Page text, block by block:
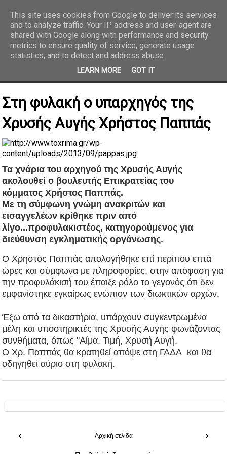
REPORTAZ NET
Στη φυλακή ο υπαρχηγός της
Χρυσής Αυγής Χρήστος Παππάς
Τα χνάρια του αρχηγού της Χρυσής Αυγής
ακολουθεί ο βουλευτής Επικρατείας του
κόμματος Χρήστος Παππάς.
Με τη σύμφωνη γνώμη ανακριτών και
εισαγγελέων κρίθηκε πριν από
λίγο...προφυλακιστέος, κατηγορούμενος για
διεύθυνση εγκληματικής οργάνωσης.
Ο Χρηστός Παππάς απολογήθηκε επί περίπου επτά
ώρες και σύμφωνα με πληροφορίες, στην απόφαση για
την προφυλάκισή του έπαιξε ρόλο το γεγονός ότι δεν
εμφανίστηκε εγκαίρως ενώπιον των διωκτικών αρχών.
Έξω από τα δικαστήρια, υπάρχουν συγκεντρωμένα
μέλη και υποστηρικτές της Χρυσής Αυγής φωνάζοντας
συνθήματα, όπως "Αίμα, Τιμή, Χρυσή Αυγή.
Ο Χρ. Παππάς θα κρατηθεί απόψε στη ΓΑΔΑ και θα
οδηγηθεί αύριο στη φυλακή.
‹ ›
Αρχική σελίδα
This site uses cookies from Google to deliver its services
and to analyze traffic. Your IP address and user-agent are
shared with Google along with performance and security
metrics to ensure quality of service, generate usage
statistics, and to detect and address abuse.
LEARN MORE GOT IT